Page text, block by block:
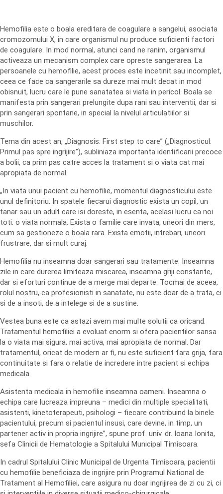
Hemofilia este o boala ereditara de coagulare a sangelui, asociata
cromozomului X, in care organismul nu produce suficienti factori
de coagulare. In mod normal, atunci cand ne ranim, organismul
activeaza un mecanism complex care opreste sangerarea. La
persoanele cu hemofilie, acest proces este incetinit sau incomplet,
ceea ce face ca sangerarile sa dureze mai mult decat in mod
obisnuit, lucru care le pune sanatatea si viata in pericol. Boala se
manifesta prin sangerari prelungite dupa rani sau interventii, dar si
prin sangerari spontane, in special la nivelul articulatiilor si
muschilor.
Tema din acest an, „Diagnosis: First step to care” („Diagnosticul:
Primul pas spre ingrijire”), subliniaza importanta identificarii precoce
a bolii, ca prim pas catre acces la tratament si o viata cat mai
apropiata de normal.
„In viata unui pacient cu hemofilie, momentul diagnosticului este
unul definitoriu. In spatele fiecarui diagnostic exista un copil, un
tanar sau un adult care isi doreste, in esenta, acelasi lucru ca noi
toti: o viata normala. Exista o familie care invata, uneori din mers,
cum sa gestioneze o boala rara. Exista emotii, intrebari, uneori
frustrare, dar si mult curaj.
Hemofilia nu inseamna doar sangerari sau tratamente. Inseamna
zile in care durerea limiteaza miscarea, inseamna griji constante,
dar si eforturi continue de a merge mai departe. Tocmai de aceea,
rolul nostru, ca profesionisti in sanatate, nu este doar de a trata, ci
si de a insoti, de a intelege si de a sustine.
Vestea buna este ca astazi avem mai multe solutii ca oricand.
Tratamentul hemofiliei a evoluat enorm si ofera pacientilor sansa
la o viata mai sigura, mai activa, mai apropiata de normal. Dar
tratamentul, oricat de modern ar fi, nu este suficient fara grija, fara
continuitate si fara o relatie de incredere intre pacient si echipa
medicala.
Asistenta medicala in hemofilie inseamna oameni. Inseamna o
echipa care lucreaza impreuna – medici din multiple specialitati,
asistenti, kinetoterapeuti, psihologi – fiecare contribuind la binele
pacientului, precum si pacientul insusi, care devine, in timp, un
partener activ in propria ingrijire”, spune prof. univ. dr. Ioana Ionita,
sefa Clinicii de Hematologie a Spitalului Municipal Timisoara.
In cadrul Spitalului Clinic Municipal de Urgenta Timisoara, pacientii
cu hemofilie beneficiaza de ingrijire prin Programul National de
Tratament al Hemofiliei, care asigura nu doar ingrijirea de zi cu zi, ci